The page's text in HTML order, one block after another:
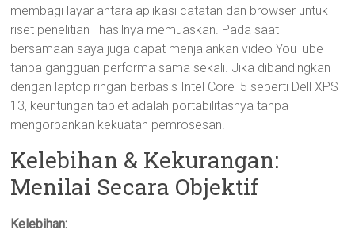
membagi layar antara aplikasi catatan dan browser untuk
riset penelitian—hasilnya memuaskan. Pada saat
bersamaan saya juga dapat menjalankan video YouTube
tanpa gangguan performa sama sekali. Jika dibandingkan
dengan laptop ringan berbasis Intel Core i5 seperti Dell XPS
13, keuntungan tablet adalah portabilitasnya tanpa
mengorbankan kekuatan pemrosesan.
Kelebihan & Kekurangan:
Menilai Secara Objektif
Kelebihan: